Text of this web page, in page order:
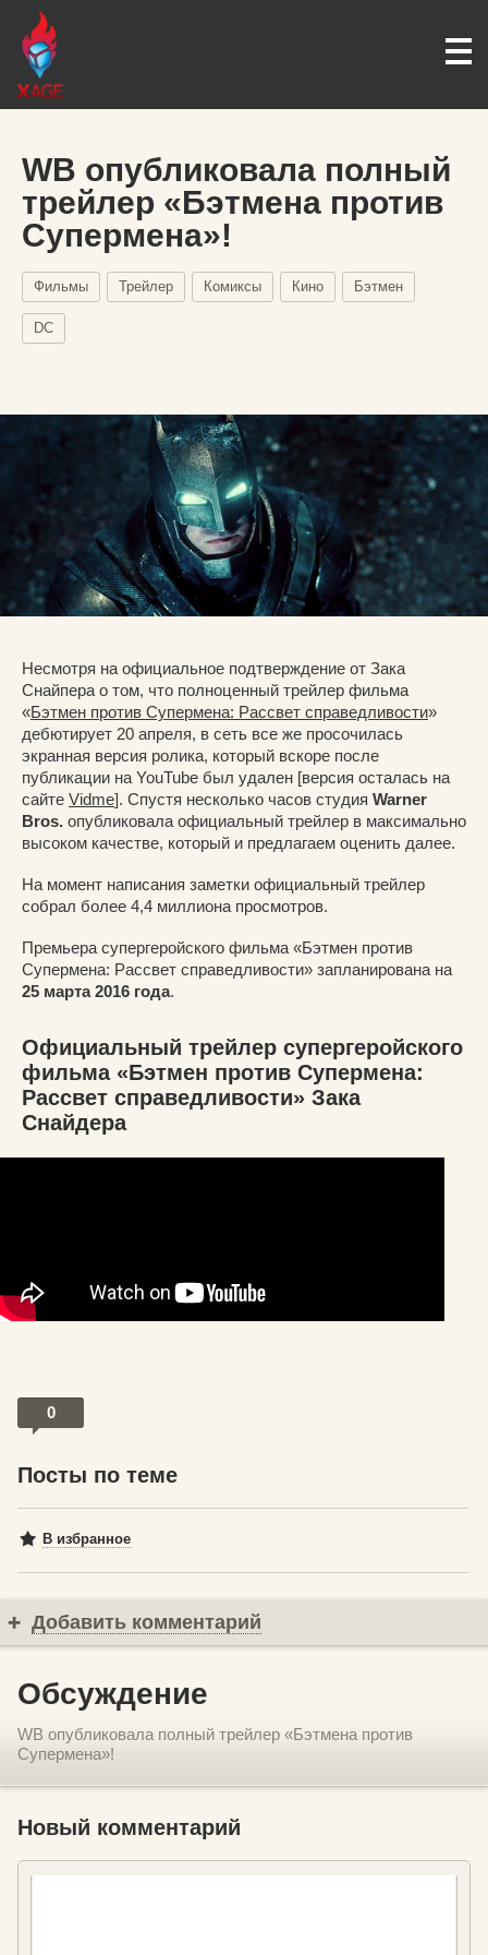
WB опубликовала полный
трейлер «Бэтмена против
Супермена»!
Фильмы Трейлер Комиксы Кино Бэтмен
DC
Несмотря на официальное подтверждение от Зака
Снайпера о том, что полноценный трейлер фильма
«Бэтмен против Супермена: Рассвет справедливости»
дебютирует 20 апреля, в сеть все же просочилась
экранная версия ролика, который вскоре после
публикации на YouTube был удален [версия осталась на
сайте Vidme]. Спустя несколько часов студия Warner
Bros. опубликовала официальный трейлер в максимально
высоком качестве, который и предлагаем оценить далее.
На момент написания заметки официальный трейлер
собрал более 4,4 миллиона просмотров.
Премьера супергеройского фильма «Бэтмен против
Супермена: Рассвет справедливости» запланирована на
25 марта 2016 года.
Официальный трейлер супергеройского
фильма «Бэтмен против Супермена:
Рассвет справедливости» Зака
Снайдера
0
Посты по теме
В избранное
Добавить комментарий
Обсуждение
WB опубликовала полный трейлер «Бэтмена против
Супермена»!
Новый комментарий